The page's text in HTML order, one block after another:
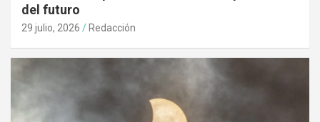
del futuro
29 julio, 2026 Redacción